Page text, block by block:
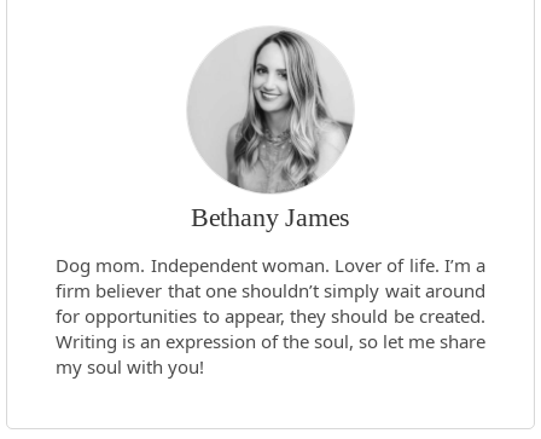
Bethany James
Dog mom. Independent woman. Lover of life. I’m a
firm believer that one shouldn’t simply wait around
for opportunities to appear, they should be created.
Writing is an expression of the soul, so let me share
my soul with you!